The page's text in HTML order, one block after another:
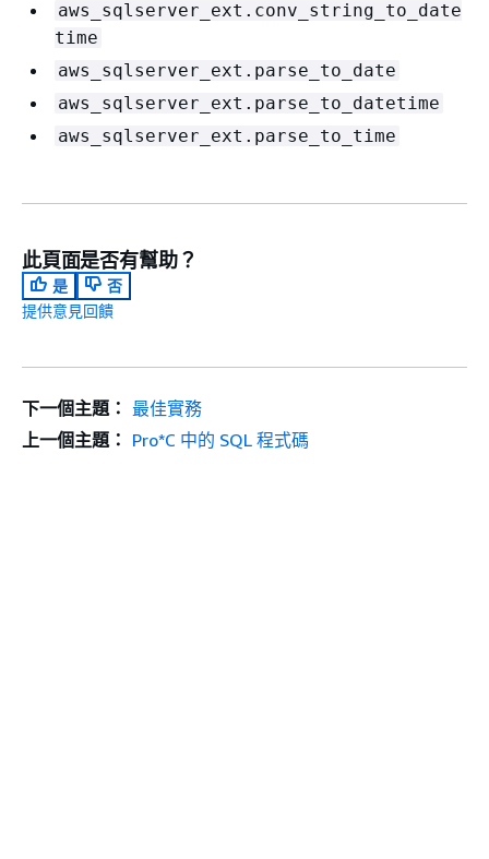
aws_sqlserver_ext.conv_string_to_date
time
aws_sqlserver_ext.parse_to_date
aws_sqlserver_ext.parse_to_datetime
aws_sqlserver_ext.parse_to_time
此頁面是否有幫助？
是
否
提供意見回饋
下一個主題： 最佳實務
上一個主題： Pro*C 中的 SQL 程式碼